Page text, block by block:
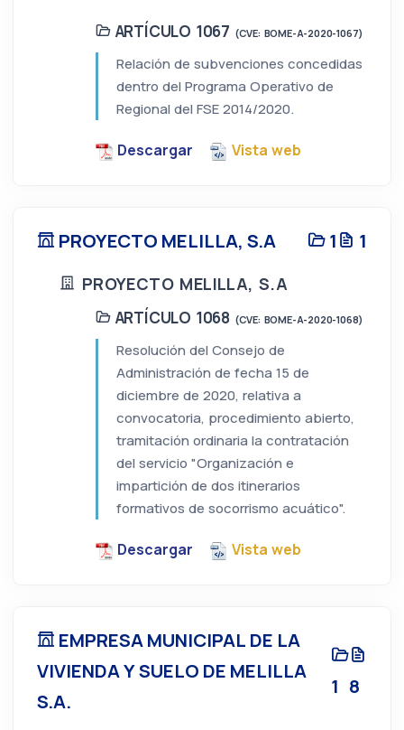
ARTÍCULO 1067 (CVE: BOME-A-2020-1067)
Relación de subvenciones concedidas
dentro del Programa Operativo de
Regional del FSE 2014/2020.
Descargar Vista web
PROYECTO MELILLA, S.A 1 1
PROYECTO MELILLA, S.A
ARTÍCULO 1068 (CVE: BOME-A-2020-1068)
Resolución del Consejo de
Administración de fecha 15 de
diciembre de 2020, relativa a
convocatoria, procedimiento abierto,
tramitación ordinaria la contratación
del servicio "Organización e
impartición de dos itinerarios
formativos de socorrismo acuático".
Descargar Vista web
EMPRESA MUNICIPAL DE LA
VIVIENDA Y SUELO DE MELILLA
S.A.
1 8